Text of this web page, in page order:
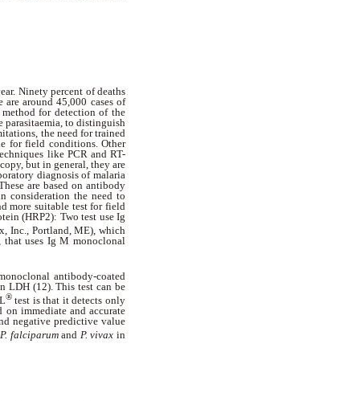
Ninety percent of deaths
around 45,000 cases of
for detection of the
parasitaemia, to distinguish
the need for trained
for field conditions. Other
like PCR and RT-
but in general, they are
diagnosis of malaria
are based on antibody
consideration the need to
more suitable test for field
(HRP2): Two test use Ig
Inc., Portland, ME), which
uses Ig M monoclonal
antibody-coated
LDH (12). This test can be
®test is that it detects only
immediate and accurate
negative predictive value
P. falciparumand P. vivaxin